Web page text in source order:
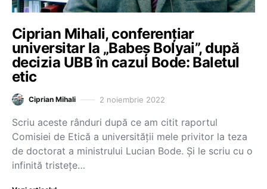
Ciprian Mihali, conferențiar
universitar la „Babeș Bolyai”, după
decizia UBB în cazul Bode: Baletul
etic
Ciprian Mihali 2 noiembrie 2022
Scriu aceste rânduri după ce am citit raportul
Comisiei de Etică a universității mele privitor la teza
de doctorat a ministrului Lucian Bode. Și le scriu cu o
infinită tristețe…